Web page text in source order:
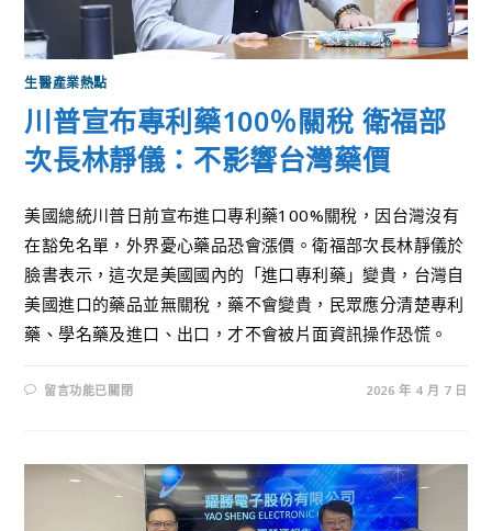
生醫產業熱點
川普宣布專利藥100％關稅 衛福部
次長林靜儀：不影響台灣藥價
美國總統川普日前宣布進口專利藥100%關稅，因台灣沒有
在豁免名單，外界憂心藥品恐會漲價。衛福部次長林靜儀於
臉書表示，這次是美國國內的「進口專利藥」變貴，台灣自
美國進口的藥品並無關稅，藥不會變貴，民眾應分清楚專利
藥、學名藥及進口、出口，才不會被片面資訊操作恐慌。
留言功能已關閉 2026 年 4 月 7 日